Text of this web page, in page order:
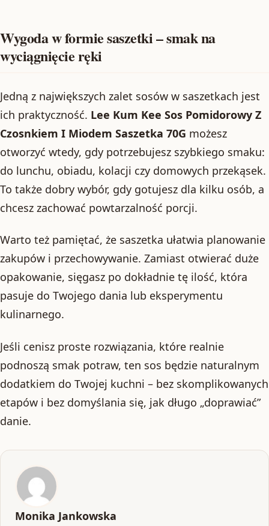
Wygoda w formie saszetki – smak na
wyciągnięcie ręki
Jedną z największych zalet sosów w saszetkach jest
ich praktyczność. Lee Kum Kee Sos Pomidorowy Z
Czosnkiem I Miodem Saszetka 70G możesz
otworzyć wtedy, gdy potrzebujesz szybkiego smaku:
do lunchu, obiadu, kolacji czy domowych przekąsek.
To także dobry wybór, gdy gotujesz dla kilku osób, a
chcesz zachować powtarzalność porcji.
Warto też pamiętać, że saszetka ułatwia planowanie
zakupów i przechowywanie. Zamiast otwierać duże
opakowanie, sięgasz po dokładnie tę ilość, która
pasuje do Twojego dania lub eksperymentu
kulinarnego.
Jeśli cenisz proste rozwiązania, które realnie
podnoszą smak potraw, ten sos będzie naturalnym
dodatkiem do Twojej kuchni – bez skomplikowanych
etapów i bez domyślania się, jak długo „doprawiać”
danie.
Monika Jankowska